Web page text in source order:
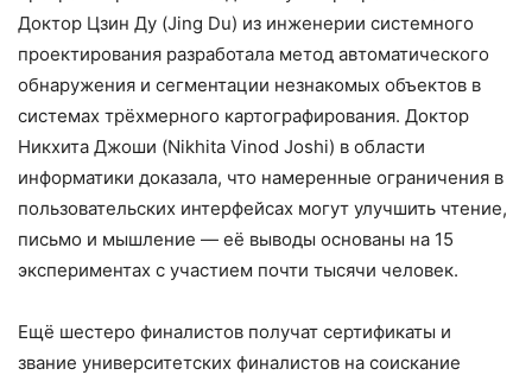
Доктор Цзин Ду (Jing Du) из инженерии системного
проектирования разработала метод автоматического
обнаружения и сегментации незнакомых объектов в
системах трёхмерного картографирования. Доктор
Никхита Джоши (Nikhita Vinod Joshi) в области
информатики доказала, что намеренные ограничения в
пользовательских интерфейсах могут улучшить чтение,
письмо и мышление — её выводы основаны на 15
экспериментах с участием почти тысячи человек.
Ещё шестеро финалистов получат сертификаты и
звание университетских финалистов на соискание